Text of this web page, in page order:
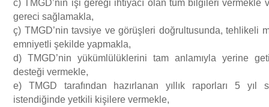
c) TMGD’nin işi gereği ihtiyacı olan tüm bilgileri vermekle
gereci sağlamakla,
ç) TMGD’nin tavsiye ve görüşleri doğrultusunda, tehlikeli
emniyetli şekilde yapmakla,
d) TMGD’nin yükümlülüklerini tam anlamıyla yerine
desteği vermekle,
e) TMGD tarafından hazırlanan yıllık raporları 5
istendiğinde yetkili kişilere vermekle,